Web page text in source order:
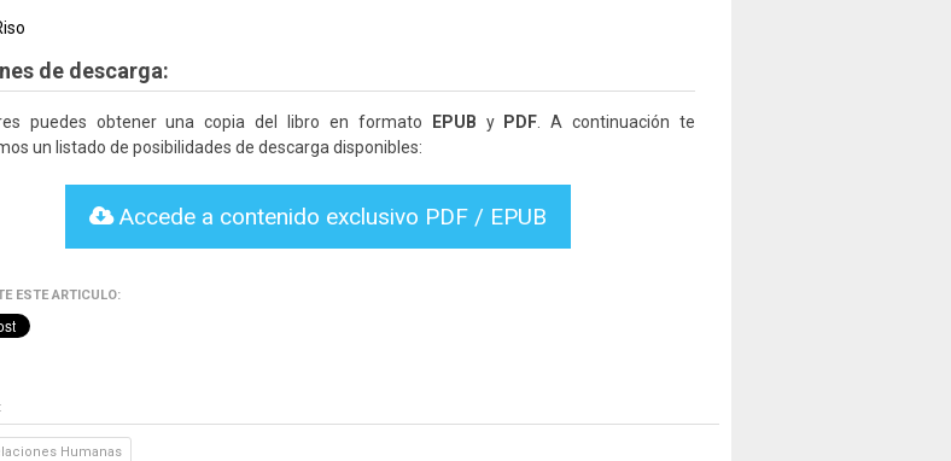
de descarga:
puedes obtener una copia del libro en formato EPUB y PDF . A continuación te
un listado de posibilidades de descarga disponibles:
Accede a contenido exclusivo PDF / EPUB
ESTE ARTICULO:
Humanas